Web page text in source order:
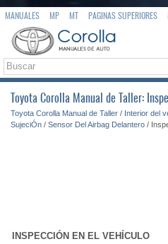
MANUALES MP MT PAGINAS SUPERIORES
Toyota Corolla Manual de Taller:
Toyota Corolla Manual de Taller / Interior del
SujeciÓn / Sensor Del Airbag Delantero /
INSPECCIÓN EN EL VEHÍCULO